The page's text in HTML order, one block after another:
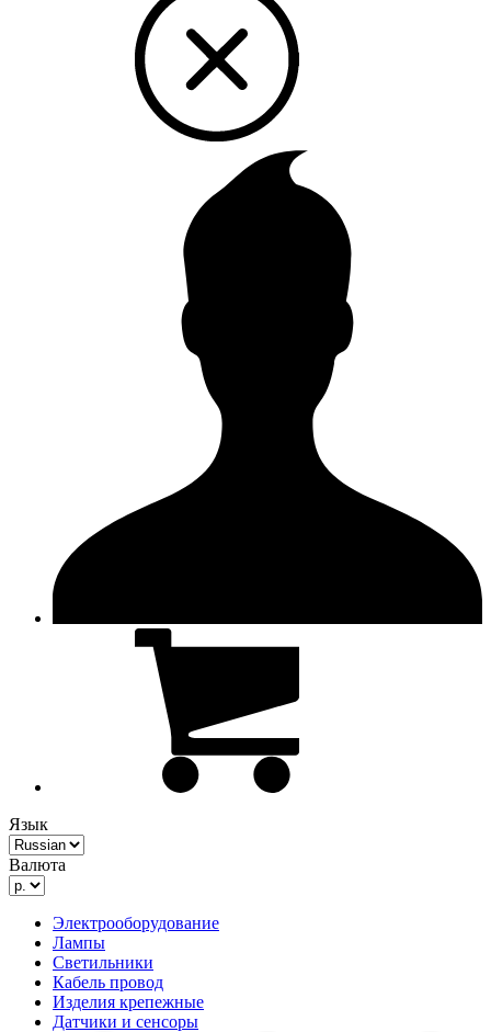
Язык
Валюта
Электрооборудование
Лампы
Светильники
Кабель провод
Изделия крепежные
Датчики и сенсоры